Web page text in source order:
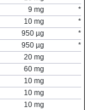
9 mg
*
10 mg
*
950 µg
*
950 µg
*
20 mg
60 mg
10 mg
10 mg
10 mg